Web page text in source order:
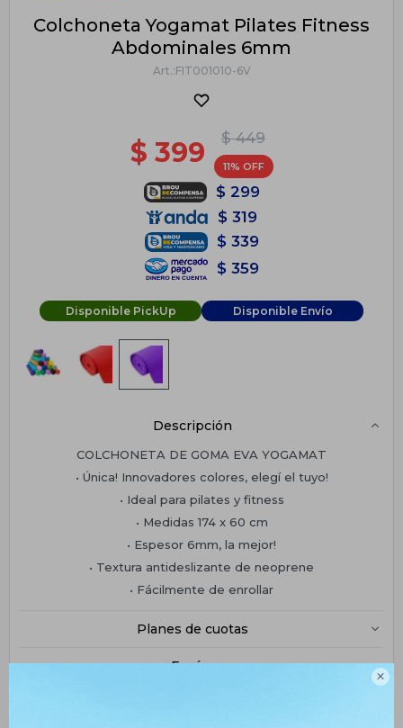

Colchoneta Yogamat Pilates Fitness
Abdominales 6mm
FIT001010-6V
$ 449
$ 399 11
$ 299
$ 319
$ 339
$ 359
Disponible PickUp Disponible Envío
Descripción
COLCHONETA DE GOMA EVA YOGAMAT
• Única! Innovadores colores, elegí el tuyo!
• Ideal para pilates y fitness
• Medidas 174 x 60 cm
• Espesor 6mm, la mejor!
• Textura antideslizante de neoprene
• Fácilmente de enrollar
Planes de cuotas
Envíos